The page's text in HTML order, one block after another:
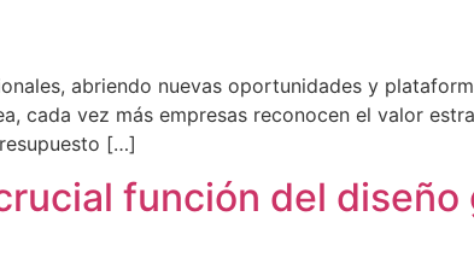
abriendo nuevas oportunidades y
cada vez más empresas reconocen el valor
[…]
función del diseño